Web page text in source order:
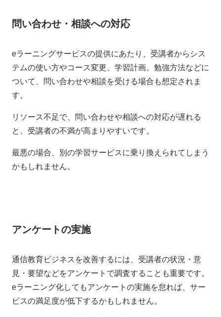
問い合わせ・相談への対応
eラーニングサービスの提供にあたり、受講者からシス
テムの使い方やコース変更、学習計画、勉強方法などに
ついて、問い合わせや相談を受ける場合も想定されま
す。
リソース不足で、問い合わせや相談への対応が遅れる
と、受講者の不満が高まりやすいです。
最悪の場合、別の学習サービスに乗り換えられてしまう
かもしれません。
アンケートの実施
通信教育ビジネスを改善するには、受講者の状況・意
見・要望などをアンケートで調査することも重要です。
eラーニング化してもアンケートの実施を怠れば、サー
ビスの満足度が低下するかもしれません。